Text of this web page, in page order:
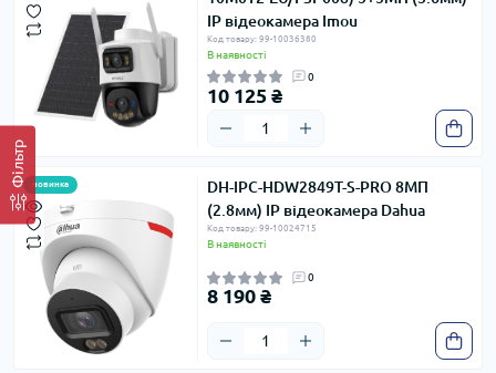
Фільтр
IP відеокамера Imou
Код товару: 99-10036380
В наявності
0
10 125 ₴
новинка
DH-IPC-HDW2849T-S-PRO 8МП
(2.8мм) IP відеокамера Dahua
Код товару: 99-10024715
В наявності
0
8 190 ₴